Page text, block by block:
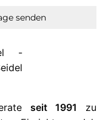
senden
seit 1991
zu